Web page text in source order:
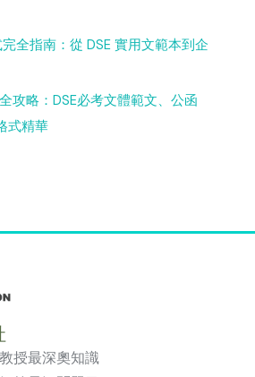
全指南：從 DSE 實用文範本到企
攻略：DSE必考文體範文、公函
式精華
授最深奧知識